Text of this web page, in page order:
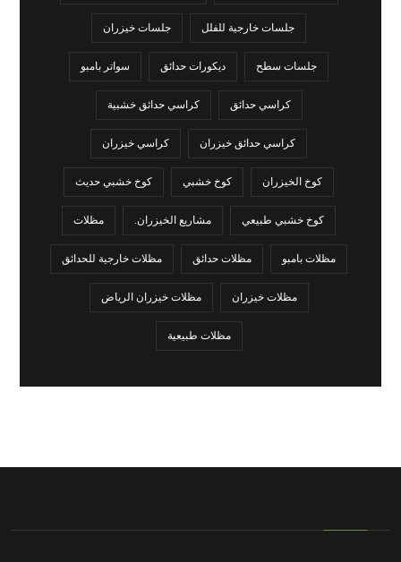
جلسات خارجية للفلل جلسات خيزران
جلسات سطح ديكورات حدائق سواتر بامبو
كراسي حدائق كراسي حدائق خشبية
كراسي حدائق خيزران كراسي خيزران
كوخ الخيزران كوخ خشبي كوخ خشبي حديث
كوخ خشبي طبيعي مشاريع الخيزران. مظلات
مظلات بامبو مظلات حدائق مظلات خارجية للحدائق
مظلات خيزران مظلات خيزران الرياض
مظلات طبيعية